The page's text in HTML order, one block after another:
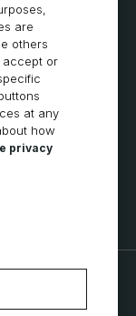
are
others
accept or
at any
how
privacy